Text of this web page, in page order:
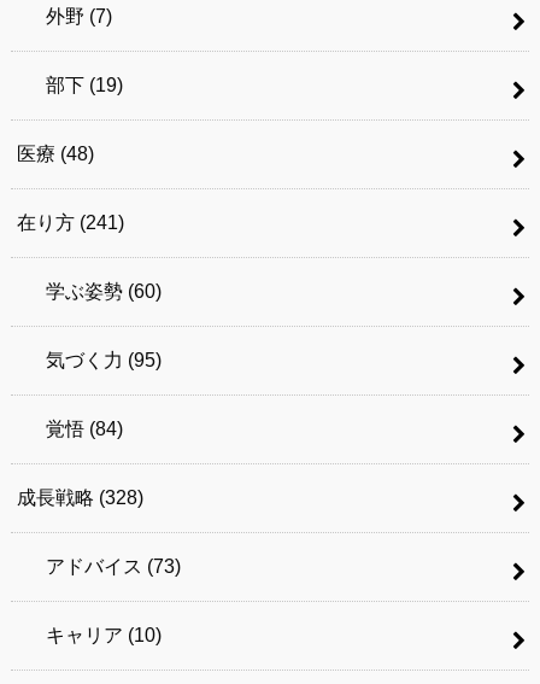
外野 (7)
部下 (19)
医療 (48)
在り方 (241)
学ぶ姿勢 (60)
気づく力 (95)
覚悟 (84)
成長戦略 (328)
アドバイス (73)
キャリア (10)